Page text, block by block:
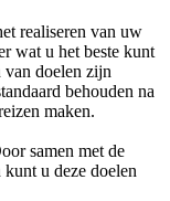
realiseren van uw
wat u het beste kunt
van doelen zijn
behouden na
maken.
samen met de
u deze doelen